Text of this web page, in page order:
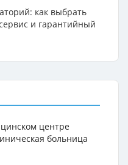
как выбрать
и гарантийный
центре
больница